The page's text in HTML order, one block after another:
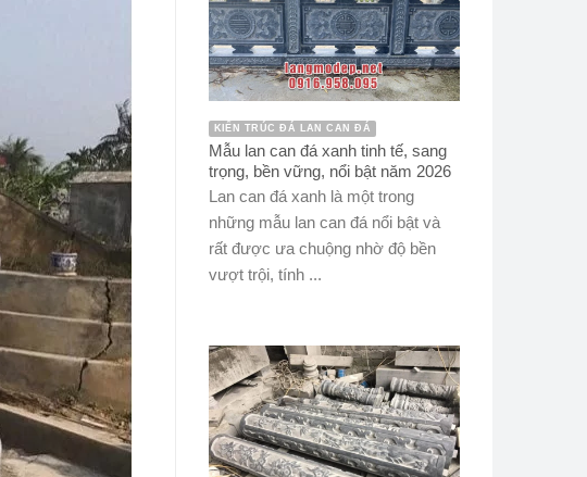
KIẾN TRÚC ĐÁ LAN CAN ĐÁ
Mẫu lan can đá xanh tinh tế, sang
trọng, bền vững, nổi bật năm 2026
Lan can đá xanh là một trong
những mẫu lan can đá nổi bật và
rất được ưa chuộng nhờ độ bền
vượt trội, tính ...